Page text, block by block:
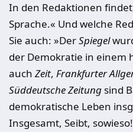
In den Redaktionen
Sprache.« Und welche
Sie auch: »DerSpiegel
der Demokratie in einem
auch Zeit, Frankfurter
Süddeutsche Zeitung sind
demokratische Leben
Insgesamt, Seibt,